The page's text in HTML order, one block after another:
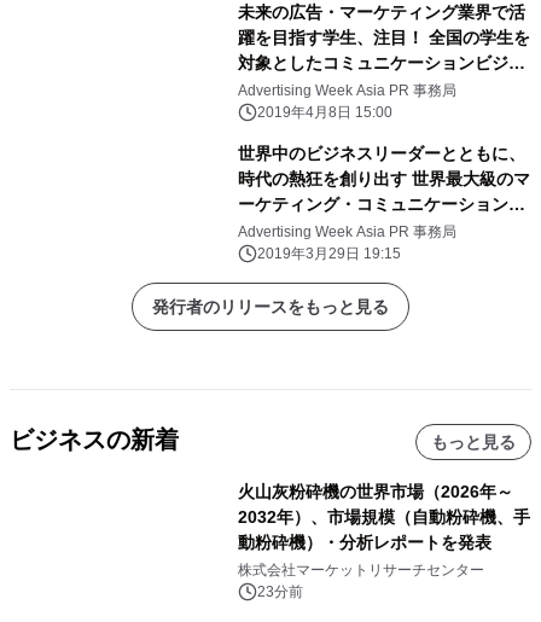
未来の広告・マーケティング業界で活
躍を目指す学生、注目！ 全国の学生を
対象としたコミュニケーションビジネ
ス アイディアコンテスト、
「Advertising Week Asia 学生コンペ
ティション2019」 開催決定
Advertising Week Asia PR 事務局
2019年4月8日 15:00
世界中のビジネスリーダーとともに、
時代の熱狂を創り出す 世界最大級のマ
ーケティング・コミュニケーションの
プレミアイベント、 「Advertising
Week Asia 2019」 5月28～30日に東
京で開催
Advertising Week Asia PR 事務局
2019年3月29日 19:15
発行者のリリースをもっと見る
ビジネスの新着 もっと見る
火山灰粉砕機の世界市場（2026年～
2032年）、市場規模（自動粉砕機、手
動粉砕機）・分析レポートを発表
株式会社マーケットリサーチセンター
23分前